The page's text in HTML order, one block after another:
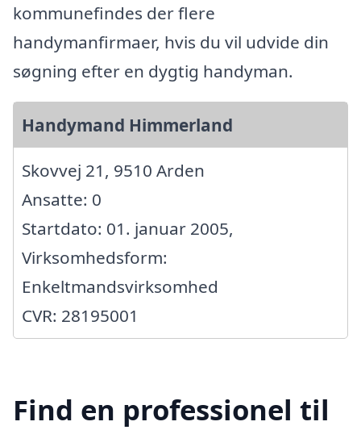
kommunefindes der flere
handymanfirmaer, hvis du vil udvide din
søgning efter en dygtig handyman.
Handymand Himmerland
Skovvej 21, 9510 Arden
Ansatte: 0
Startdato: 01. januar 2005,
Virksomhedsform:
Enkeltmandsvirksomhed
CVR: 28195001
Find en professionel til